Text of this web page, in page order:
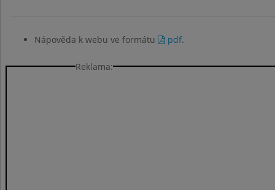
Nápověda k webu ve formátu pdf.
Reklama: